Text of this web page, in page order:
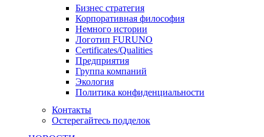
Бизнес стратегия
Корпоративная философия
Немного истории
Логотип FURUNO
Certificates/Qualities
Предприятия
Группа компаний
Экология
Политика конфиденциальности
Контакты
Остерегайтесь подделок